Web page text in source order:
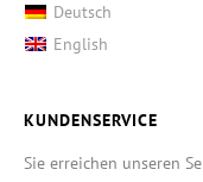
Deutsch
English
KUNDENSERVICE
Sie erreichen unseren